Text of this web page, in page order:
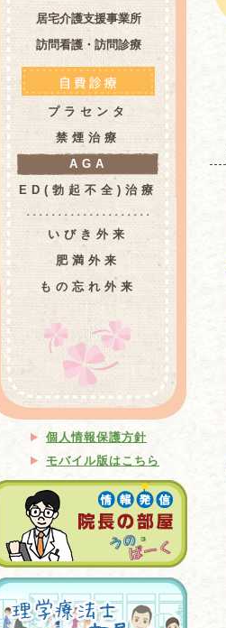
居宅介護支援事業所
訪問看護・訪問診療
プラセンタ
禁煙治療
AGA
ED(勃起不全)治療
いびき外来
肥満外来
もの忘れ外来
個人情報保護方針
モバイル版はこちら